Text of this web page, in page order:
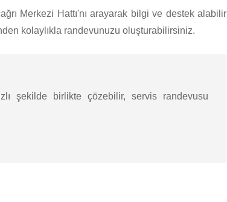
Merkezi Hattı'nı arayarak bilgi ve destek alabilir
kolaylıkla randevunuzu oluşturabilirsiniz.
şekilde birlikte çözebilir, servis randevusu